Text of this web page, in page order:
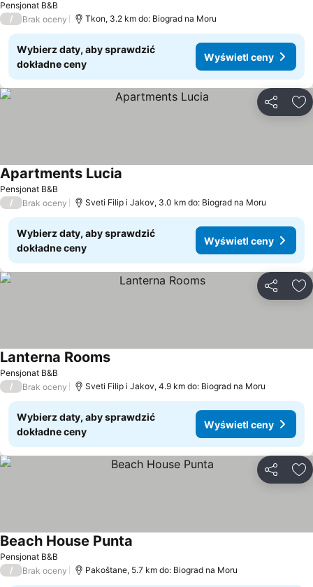
Pensjonat B&B
/ Brak oceny Tkon, 3.2 km do: Biograd na Moru
Wybierz daty, aby sprawdzić
dokładne ceny
Wyświetl ceny
Pensjonat B&B
Apartments Lucia
/ Brak oceny Sveti Filip i Jakov, 3.0 km do: Biograd na Moru
Wybierz daty, aby sprawdzić
dokładne ceny
Wyświetl ceny
Pensjonat B&B
Lanterna RoomsWyświetl ceny
/ Brak oceny Sveti Filip i Jakov, 4.9 km do: Biograd na Moru
Wybierz daty, aby sprawdzić
dokładne ceny
Wyświetl ceny
Pensjonat B&B
Beach House Punta
/ Brak oceny Pakoštane, 5.7 km do: Biograd na Moru